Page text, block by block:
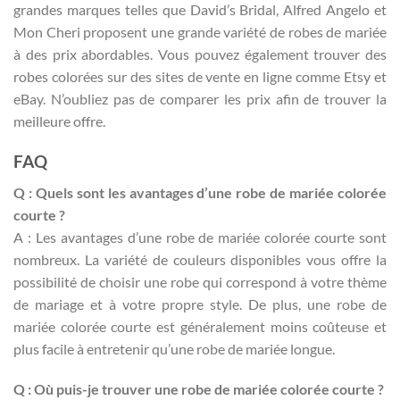
grandes marques telles que David’s Bridal, Alfred Angelo et
Mon Cheri proposent une grande variété de robes de mariée
à des prix abordables. Vous pouvez également trouver des
robes colorées sur des sites de vente en ligne comme Etsy et
eBay. N’oubliez pas de comparer les prix afin de trouver la
meilleure offre.
FAQ
Q : Quels sont les avantages d’une robe de mariée colorée
courte ?
A : Les avantages d’une robe de mariée colorée courte sont
nombreux. La variété de couleurs disponibles vous offre la
possibilité de choisir une robe qui correspond à votre thème
de mariage et à votre propre style. De plus, une robe de
mariée colorée courte est généralement moins coûteuse et
plus facile à entretenir qu’une robe de mariée longue.
Q : Où puis-je trouver une robe de mariée colorée courte ?